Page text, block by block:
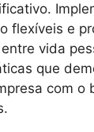
flexíveis e
vida
que
com o